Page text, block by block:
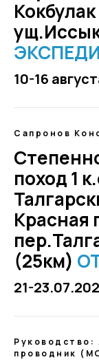
10-16
Сапронов
поход 1
Красная
(25км)
21-
Руководство:
проводник